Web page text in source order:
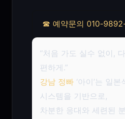
☎ 예약문의 010-
“처음 가도 실수 없이,
편하게.”
강남 정빠 ‘아이’는 일본
시스템을 기반으로,
차분한 응대와 세련된